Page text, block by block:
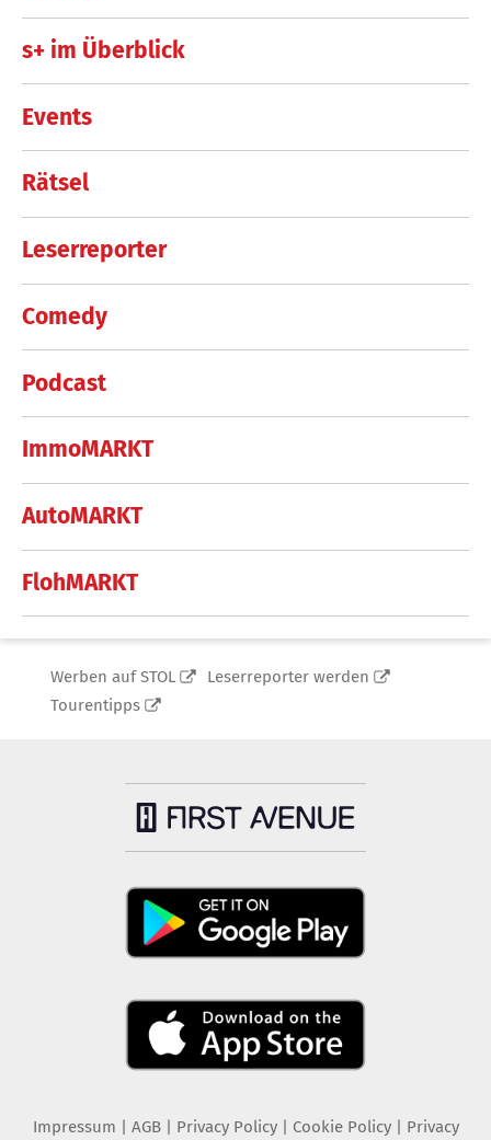
s+ im Überblick
Events
Rätsel
Leserreporter
Comedy
Podcast
ImmoMARKT
AutoMARKT
FlohMARKT
Werben auf STOL
Leserreporter werden
Tourentipps
Impressum AGB Privacy Policy| Cookie Policy| Privacy